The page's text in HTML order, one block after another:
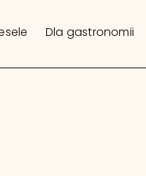
Dla gastronomii